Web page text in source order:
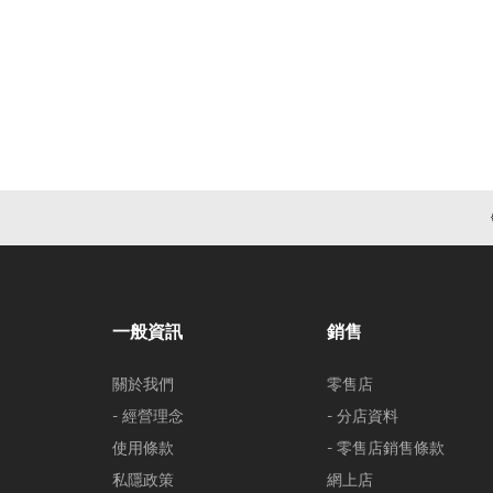
一般資訊
關於我們
- 經營理念
使用條款
私隱政策
銷售
零售店
- 分店資料
- 零售店銷售條款
網上店